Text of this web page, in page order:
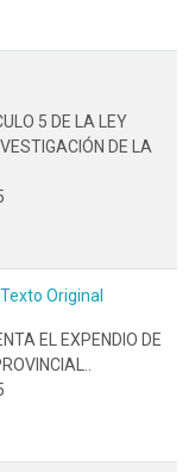
5 DE LA LEY
DE LA
Texto Original
EL EXPENDIO DE